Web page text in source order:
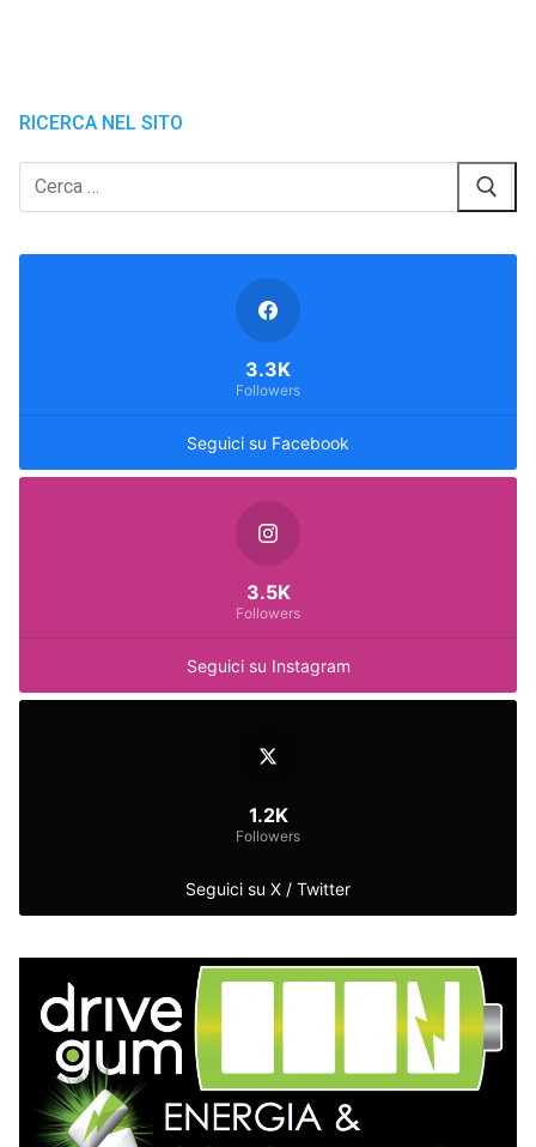
RICERCA NEL SITO
Cerca:
Seguici su Facebook
3.3K
Followers
Seguici su Instagram
3.5K
Followers
Seguici su X / Twitter
1.2K
Followers